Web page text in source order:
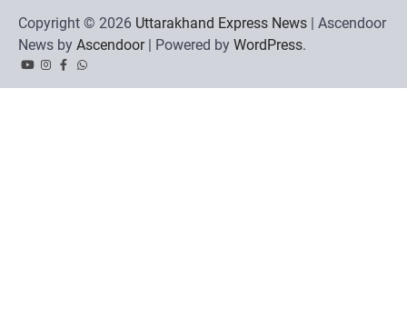
Copyright © 2026 Uttarakhand Express News | Ascendoor
News by Ascendoor| Powered by WordPress.
YouTubeInstagram
Facebook
Whatsapp